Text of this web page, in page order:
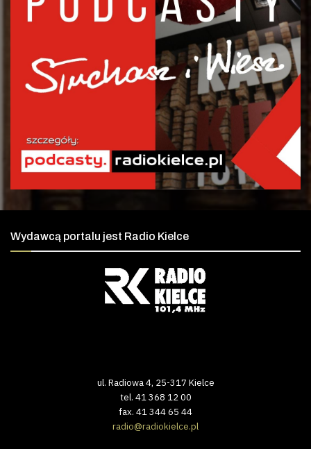
Wydawcą portalu jest Radio Kielce
ul. Radiowa 4, 25-317 Kielce
tel. 41 368 12 00
fax. 41 344 65 44
radio@radiokielce.pl